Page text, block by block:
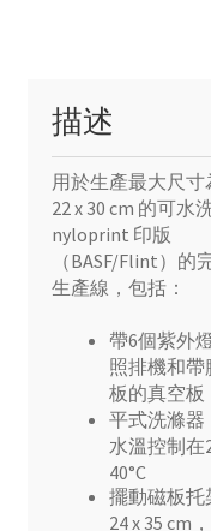
描述
用於生產最大尺寸
22 x 30 cm 的可水
nyloprint 印版
（BASF/Flint）的
生產線，包括：
帶6個紫外
照排機和帶
板的真空板
平式洗滌器
水溫控制在
40°C
擺動磁板托
24 x 35 cm